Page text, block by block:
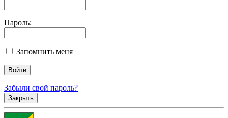
Пароль:
Запомнить меня
Забыли свой пароль?
Закрыть